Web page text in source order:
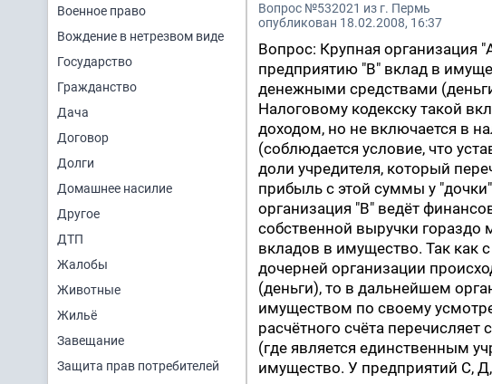
Военное право
Вождение в нетрезвом виде
Государство
Гражданство
Дача
Договор
Долги
Домашнее насилие
Другое
ДТП
Жалобы
Животные
Жильё
Завещание
Защита прав потребителей
Вопрос №532021 из г. Пермь
опубликован 18.02.2008, 16:37
Вопрос: Крупная организация
предприятию "В" вклад в
денежными средствами
Налоговому кодекску такой
доходом, но не включается в
(соблюдается условие, что
доли учредителя, который
прибыль с этой суммы у
организация "В" ведёт
собственной выручки гораздо
вкладов в имущество. Так как
дочерней организации
(деньги), то в дальнейшем
имуществом по своему
расчётного счёта
(где является единственным
имущество. У предприятий С,